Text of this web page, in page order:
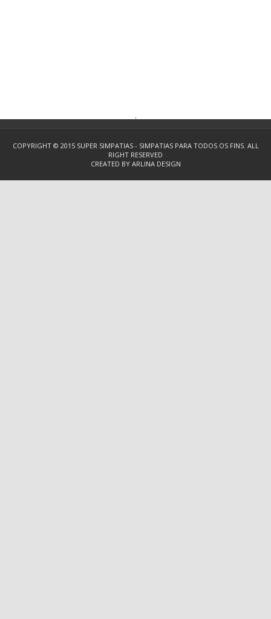
.
COPYRIGHT © 2015 SUPER SIMPATIAS - SIMPATIAS PARA TODOS OS FINS. ALL
RIGHT RESERVED
CREATED BY ARLINA DESIGN